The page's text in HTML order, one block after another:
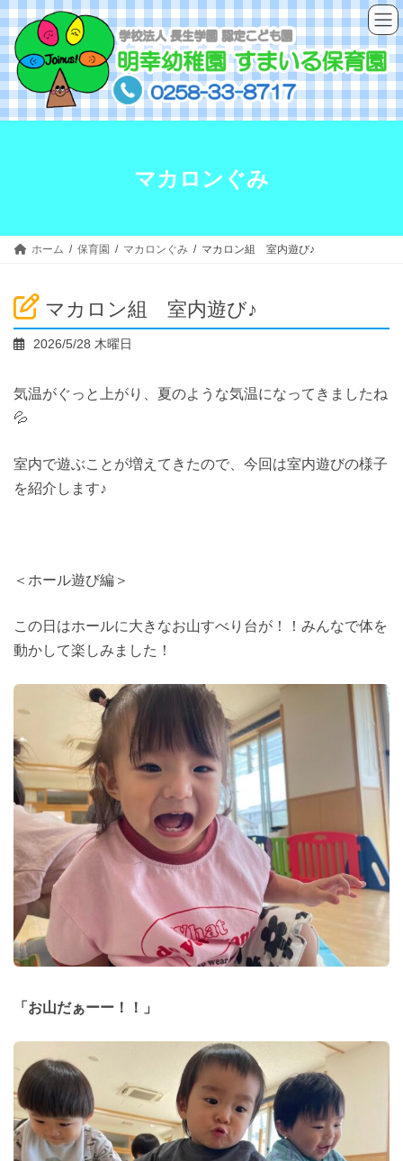
コ
ン
テ
ン
ツ
へ
ス
ナ
ビ
ゲ
ー
シ
ョ
ン
マカロンぐみ
ホーム 保育園 マカロンぐみ マカロン組 室内遊び♪
マカロン組 室内遊び♪
2026/5/28 木曜日
気温がぐっと上がり、夏のような気温になってきましたね
💦
室内で遊ぶことが増えてきたので、今回は室内遊びの様子
を紹介します♪
＜ホール遊び編＞
この日はホールに大きなお山すべり台が！！みんなで体を
動かして楽しみました！
「お山だぁーー！！」